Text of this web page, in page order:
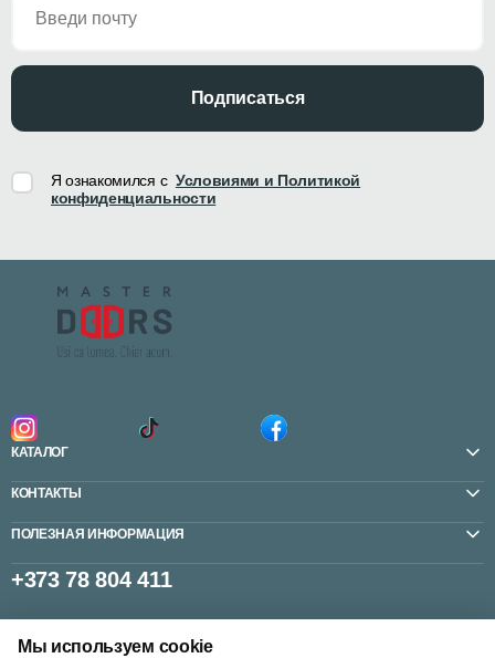
Подписаться
Я ознакомился с Условиями и Политикой
конфиденциальности
КАТАЛОГ
КОНТАКТЫ
ПОЛЕЗНАЯ ИНФОРМАЦИЯ
+373 78 804 411
Мы используем cookie